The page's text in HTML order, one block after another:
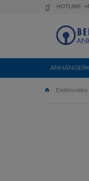
HOTLINE:
Elektrosätze